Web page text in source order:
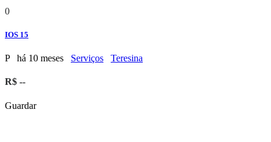
0
IOS 15
P há 10 meses Serviços Teresina
R$ --
Guardar